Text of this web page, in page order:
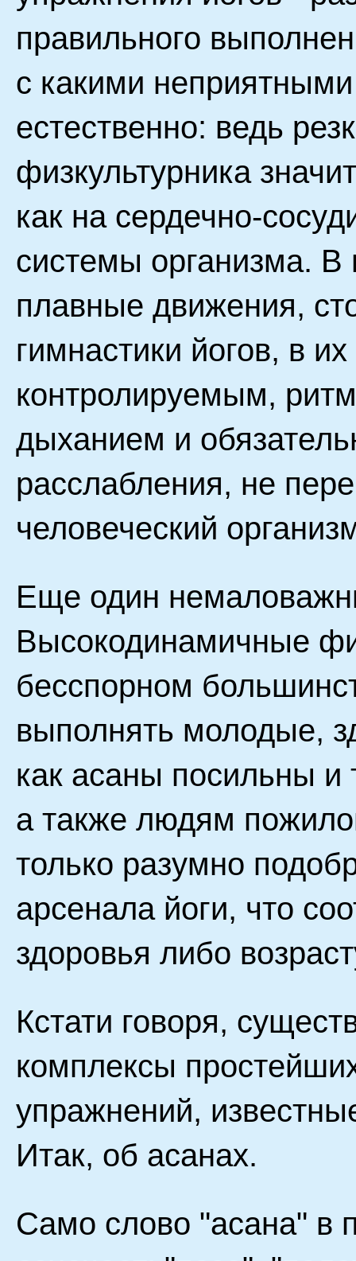
правильного
с какими
естественно: ведь
физкультурника
как на сердечно-
системы организма. В
плавные движения,
гимнастики йогов, в
контролируемым,
дыханием и
расслабления, не
человеческий
Еще один
Высокодинамичные
бесспорном
выполнять молодые,
как асаны посильны и
а также людям
только разумно
арсенала йоги, что
здоровья либо
Кстати говоря,
комплексы
упражнений,
Итак, об асанах.
Само слово "асана" в